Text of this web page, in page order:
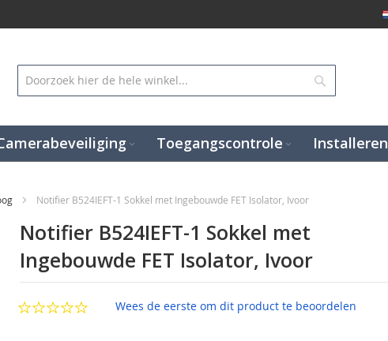
Toegangscontrole Installeren
Notifier B524IEFT-1 Sokkel met Ingebouwde FET Isolator, Ivoor
Notifier B524IEFT-1 Sokkel met
Ingebouwde FET Isolator, Ivoor
Wees de eerste om dit product te beoordelen